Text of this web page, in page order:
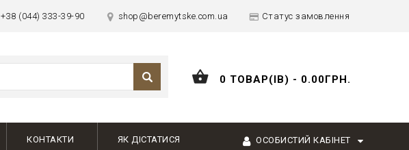
+38 (044) 333-39-90 shop@beremytske.com.ua Статус замовлення
0 ТОВАР(ІВ) - 0.00ГРН.
КОНТАКТИ ЯК ДІСТАТИСЯ ОСОБИСТИЙ КАБІНЕТ